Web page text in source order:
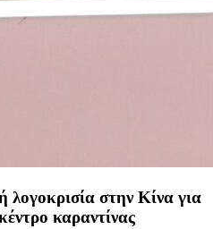
στην Κίνα για
καραντίνας